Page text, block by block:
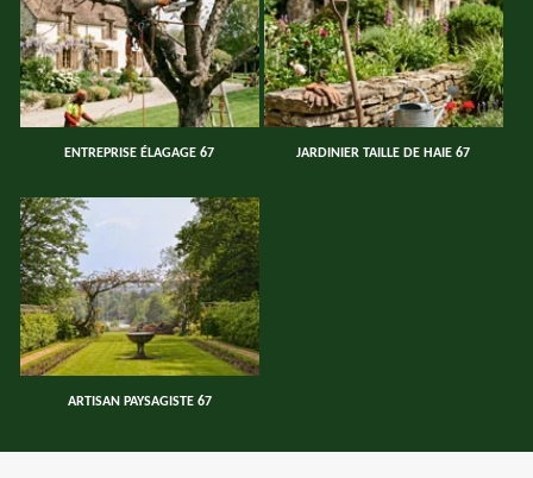
ENTREPRISE ÉLAGAGE 67 JARDINIER TAILLE DE HAIE 67
ARTISAN PAYSAGISTE 67